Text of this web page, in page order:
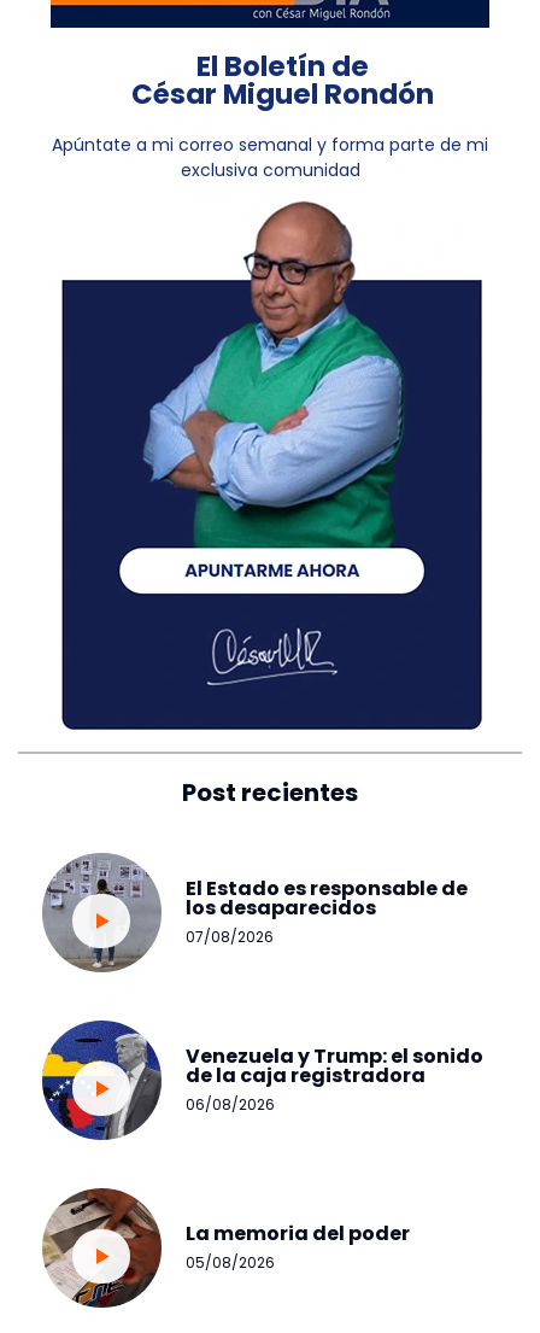
El Boletín de
César Miguel Rondón
Apúntate a mi correo semanal y forma parte de mi
exclusiva comunidad
Post recientes
El Estado es responsable de
los desaparecidos
07/08/2026
Venezuela y Trump: el sonido
de la caja registradora
06/08/2026
La memoria del poder
05/08/2026